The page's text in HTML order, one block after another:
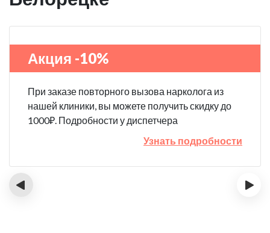
Акция -10%
При заказе повторного вызова нарколога из
нашей клиники, вы можете получить скидку до
1000₽. Подробности у диспетчера
Узнать подробности
‹ ›